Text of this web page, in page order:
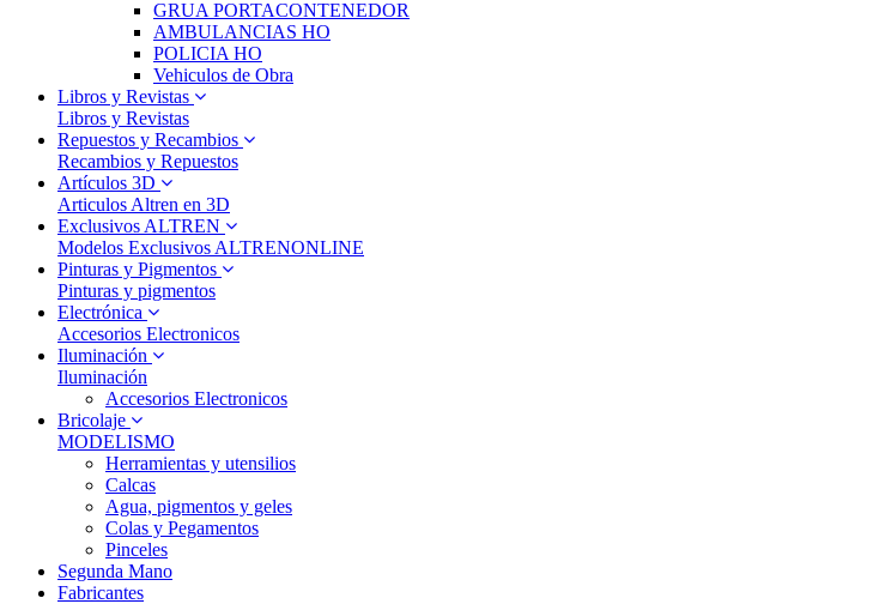
GRUA PORTACONTENEDOR
AMBULANCIAS HO
POLICIA HO
Vehiculos de Obra
Libros y Revistas
Libros y Revistas
Repuestos y Recambios
Recambios y Repuestos
Artículos 3D
Articulos Altren en 3D
Exclusivos ALTREN
Modelos Exclusivos ALTRENONLINE
Pinturas y Pigmentos
Pinturas y pigmentos
Electrónica
Accesorios Electronicos
Iluminación
Iluminación
Accesorios Electronicos
Bricolaje
MODELISMO
Herramientas y utensilios
Calcas
Agua, pigmentos y geles
Colas y Pegamentos
Pinceles
Segunda Mano
Fabricantes